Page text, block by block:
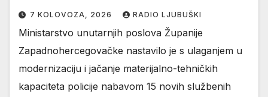
7 KOLOVOZA, 2026 RADIO LJUBUŠKI
Ministarstvo unutarnjih poslova Županije
Zapadnohercegovačke nastavilo je s ulaganjem u
modernizaciju i jačanje materijalno-tehničkih
kapaciteta policije nabavom 15 novih službenih